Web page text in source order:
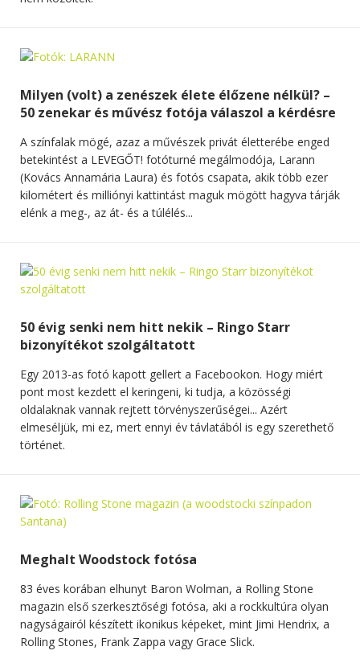
Milyen (volt) a zenészek élete élőzene nélkül? –
50 zenekar és művész fotója válaszol a kérdésre
A színfalak mögé, azaz a művészek privát életterébe enged
betekintést a LEVEGŐT! fotóturné megálmodója, Larann
(Kovács Annamária Laura) és fotós csapata, akik több ezer
kilométert és milliónyi kattintást maguk mögött hagyva tárják
elénk a meg-, az át- és a túlélés...
50 évig senki nem hitt nekik – Ringo Starr
bizonyítékot szolgáltatott
Egy 2013-as fotó kapott gellert a Facebookon. Hogy miért
pont most kezdett el keringeni, ki tudja, a közösségi
oldalaknak vannak rejtett törvényszerűségei... Azért
elmeséljük, mi ez, mert ennyi év távlatából is egy szerethető
történet.
Meghalt Woodstock fotósa
83 éves korában elhunyt Baron Wolman, a Rolling Stone
magazin első szerkesztőségi fotósa, aki a rockkultúra olyan
nagyságairól készített ikonikus képeket, mint Jimi Hendrix, a
Rolling Stones, Frank Zappa vagy Grace Slick.